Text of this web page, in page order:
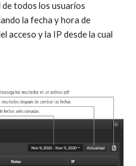
todos los usuarios
la fecha y hora de
acceso y la IP desde la cual